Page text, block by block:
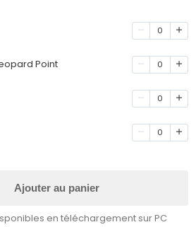
0
Point 0
0
0
Ajouter au panier
en téléchargement sur PC